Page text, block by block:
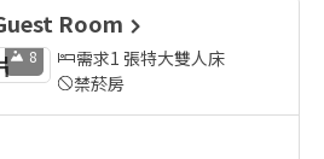
Room
8
需求1 張特大雙人床
禁菸房